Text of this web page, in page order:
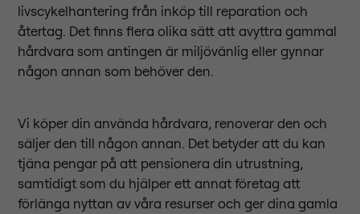
livscykelhantering från inköp till reparation och
återtag. Det finns flera olika sätt att avyttra gammal
hårdvara som antingen är miljövänlig eller gynnar
någon annan som behöver den.
Vi köper din använda hårdvara, renoverar den och
säljer den till någon annan. Det betyder att du kan
tjäna pengar på att pensionera din utrustning,
samtidigt som du hjälper ett annat företag att
förlänga nyttan av våra resurser och ger dina gamla